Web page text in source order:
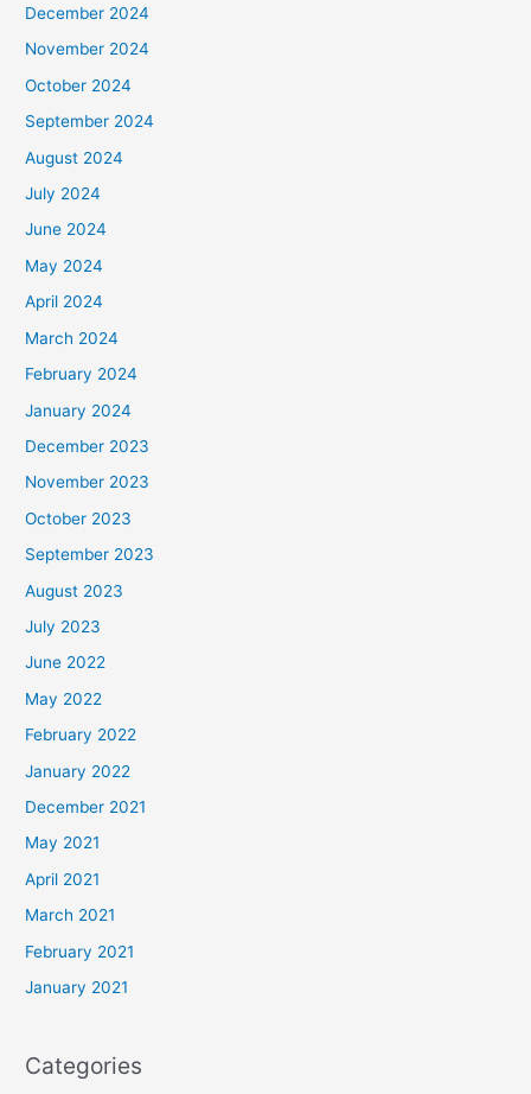
December 2024
November 2024
October 2024
September 2024
August 2024
July 2024
June 2024
May 2024
April 2024
March 2024
February 2024
January 2024
December 2023
November 2023
October 2023
September 2023
August 2023
July 2023
June 2022
May 2022
February 2022
January 2022
December 2021
May 2021
April 2021
March 2021
February 2021
January 2021
Categories